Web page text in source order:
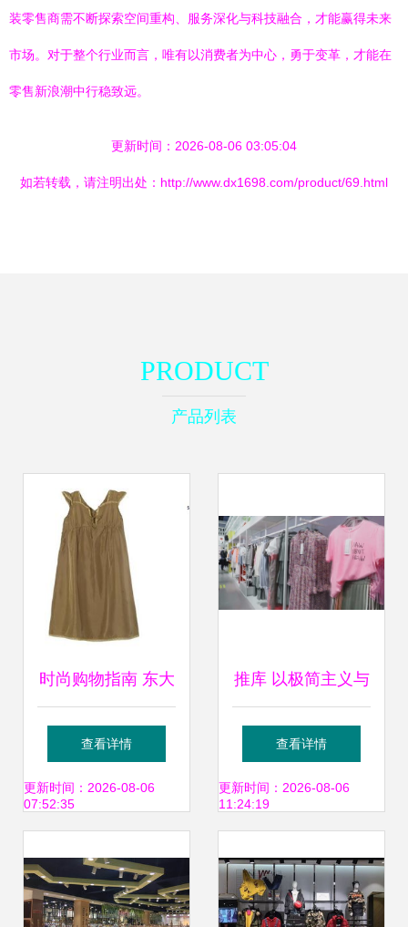
装零售商需不断探索空间重构、服务深化与科技融合，才能赢得未来
市场。对于整个行业而言，唯有以消费者为中心，勇于变革，才能在
零售新浪潮中行稳致远。
更新时间：2026-08-06 03:05:04
如若转载，请注明出处：http://www.dx1698.com/product/69.html
PRODUCT
产品列表
时尚购物指南 东大
门女装、童装折扣
与Roem工厂上衣
查看详情
更新时间：2026-08-06
07:52:35
推库 以极简主义与
杂货新潮，开启中
国服饰行业新零售
查看详情
更新时间：2026-08-06
11:24:19